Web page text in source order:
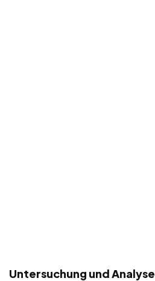
Untersuchung und Analyse